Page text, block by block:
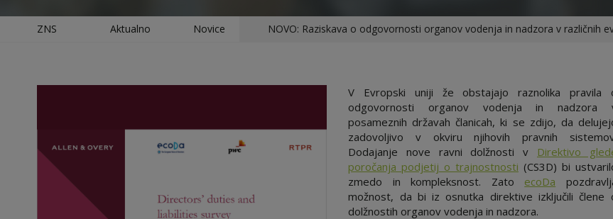
ZNS Aktualno Novice NOVO: Raziskava o odgovornosti organov vodenja in nadzora v različnih
V Evropski uniji že obstajajo raznolika pravila
odgovornosti organov vodenja in nadzora
posameznih državah članicah, ki se zdijo, da
zadovoljivo v okviru njihovih pravnih
Dodajanje nove ravni dolžnosti v
Direktivo
poročanja podjetij o trajnostnosti (CS3D) bi
zmedo in kompleksnost. Zato ecoDa
možnost, da bi iz osnutka direktive izključili člene
dolžnostih organov vodenja in nadzora.